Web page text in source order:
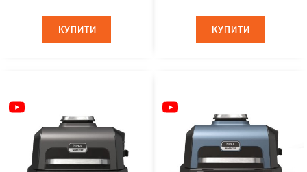
КУПИТИ
КУПИТИ КУПИТИ
КУПИТИ